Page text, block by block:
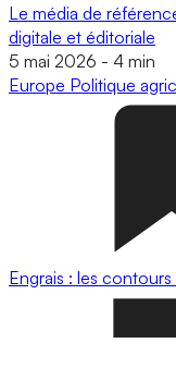
Le média de
digitale et éditoriale
5 mai 2026 - 4 min
Europe Politique
Engrais : les